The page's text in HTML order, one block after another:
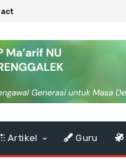
Artikel Guru